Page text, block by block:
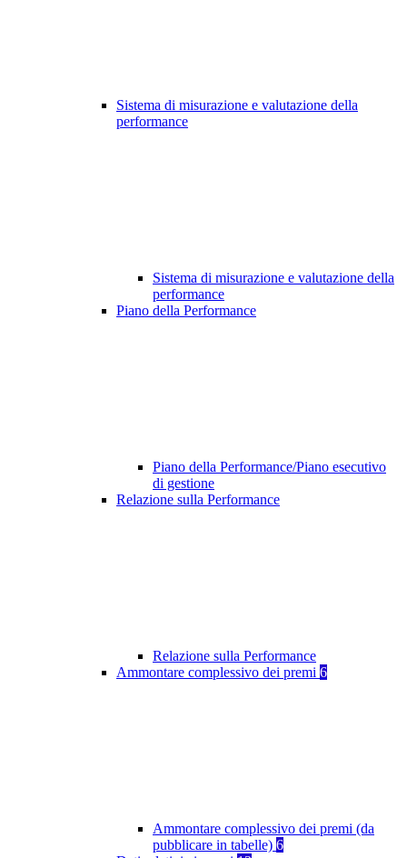
Sistema di misurazione e valutazione della
performance
Sistema di misurazione e valutazione della
performance
Piano della Performance
Piano della Performance/Piano esecutivo
di gestione
Relazione sulla Performance
Relazione sulla Performance
Ammontare complessivo dei premi 6
Ammontare complessivo dei premi (da
pubblicare in tabelle) 6